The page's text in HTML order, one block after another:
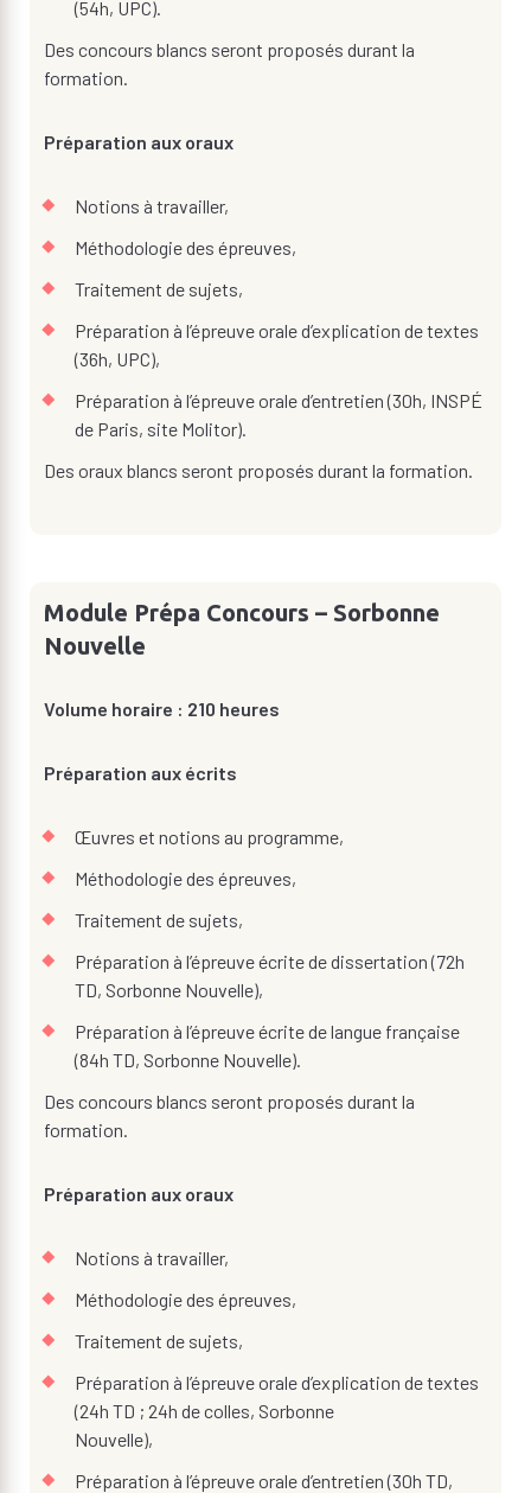
(54h, UPC).
Des concours blancs seront proposés durant la
formation.
Préparation aux oraux
Notions à travailler,
Méthodologie des épreuves,
Traitement de sujets,
Préparation à l’épreuve orale d’explication de textes
(36h, UPC),
Préparation à l’épreuve orale d’entretien (30h, INSPÉ
de Paris, site Molitor).
Des oraux blancs seront proposés durant la formation.
Module Prépa Concours – Sorbonne
Nouvelle
Volume horaire : 210 heures
Préparation aux écrits
Œuvres et notions au programme,
Méthodologie des épreuves,
Traitement de sujets,
Préparation à l’épreuve écrite de dissertation (72h
TD, Sorbonne Nouvelle),
Préparation à l’épreuve écrite de langue française
(84h TD, Sorbonne Nouvelle).
Des concours blancs seront proposés durant la
formation.
Préparation aux oraux
Notions à travailler,
Méthodologie des épreuves,
Traitement de sujets,
Préparation à l’épreuve orale d’explication de textes
(24h TD ; 24h de colles, Sorbonne
Nouvelle),
Préparation à l’épreuve orale d’entretien (30h TD,